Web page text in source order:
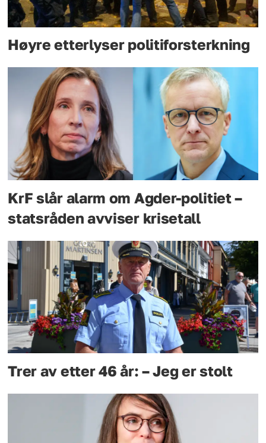
Høyre etterlyser politiforsterkning
KrF slår alarm om Agder-politiet –
statsråden avviser krisetall
Trer av etter 46 år: – Jeg er stolt